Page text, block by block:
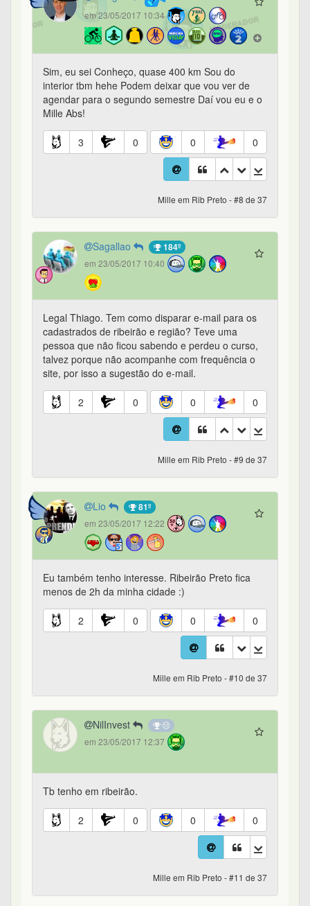
em 23/05/2017 10:34
Sim, eu sei Conheço, quase 400 km Sou do
interior tbm hehe Podem deixar que vou ver de
agendar para o segundo semestre Daí vou eu e o
Mille Abs!
3 0 0 0
Mille em Rib Preto - #8 de 37
Sagallao 184º
em 23/05/2017 10:40
Legal Thiago. Tem como disparar e-mail para os
cadastrados de ribeirão e região? Teve uma
pessoa que não ficou sabendo e perdeu o curso,
talvez porque não acompanhe com frequência o
site, por isso a sugestão do e-mail.
2 0 0 0
Mille em Rib Preto - #9 de 37
Lio 81º
em 23/05/2017 12:22
Eu também tenho interesse. Ribeirão Preto fica
menos de 2h da minha cidade :)
2 0 0 0
Mille em Rib Preto - #10 de 37
NilInvest
em 23/05/2017 12:37
Tb tenho em ribeirão.
2 0 0 0
Mille em Rib Preto - #11 de 37